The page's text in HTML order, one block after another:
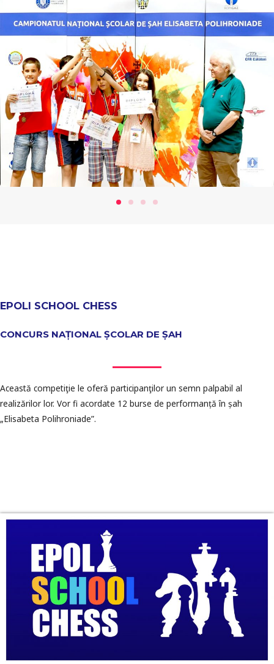
EPOLI SCHOOL CHESS
CONCURS NAȚIONAL ȘCOLAR DE ȘAH
Această competiţie le oferă participanţilor un semn palpabil al
realizărilor lor. Vor fi acordate 12 burse de performanță în șah
„Elisabeta Polihroniade”.